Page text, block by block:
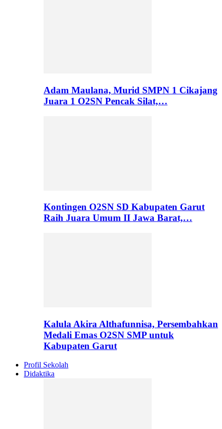
Adam Maulana, Murid SMPN 1 Cikajang
Juara 1 O2SN Pencak Silat,…
Kontingen O2SN SD Kabupaten Garut
Raih Juara Umum II Jawa Barat,…
Kalula Akira Althafunnisa, Persembahkan
Medali Emas O2SN SMP untuk
Kabupaten Garut
Profil Sekolah
Didaktika